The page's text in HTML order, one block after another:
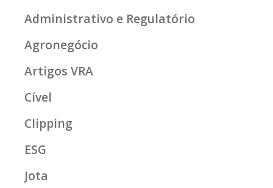
Administrativo e Regulatório
Agronegócio
Artigos VRA
Cível
Clipping
ESG
Jota